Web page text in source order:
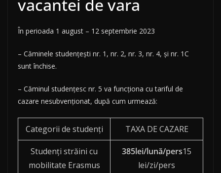
vacantei de vara
În perioada 1 august – 12 septembrie 2023
– Căminele studenţeşti nr. 1, nr. 2, nr. 3, nr. 4, și nr. 1C
sunt închise.
– Căminul studențesc nr. 5 va funcţiona cu tariful de
cazare nesubvenționat, după cum urmează:
Categorii de studenți TAXA DE CAZARE
Studenţi străini cu
mobilitate Erasmus
385lei/lună/pers15
lei/zi/pers